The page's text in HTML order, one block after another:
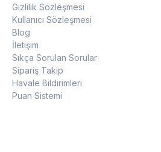
Gizlilik Sözleşmesi
Kullanıcı Sözleşmesi
Blog
İletişim
Sıkça Sorulan Sorular
Sipariş Takip
Havale Bildirimleri
Puan Sistemi